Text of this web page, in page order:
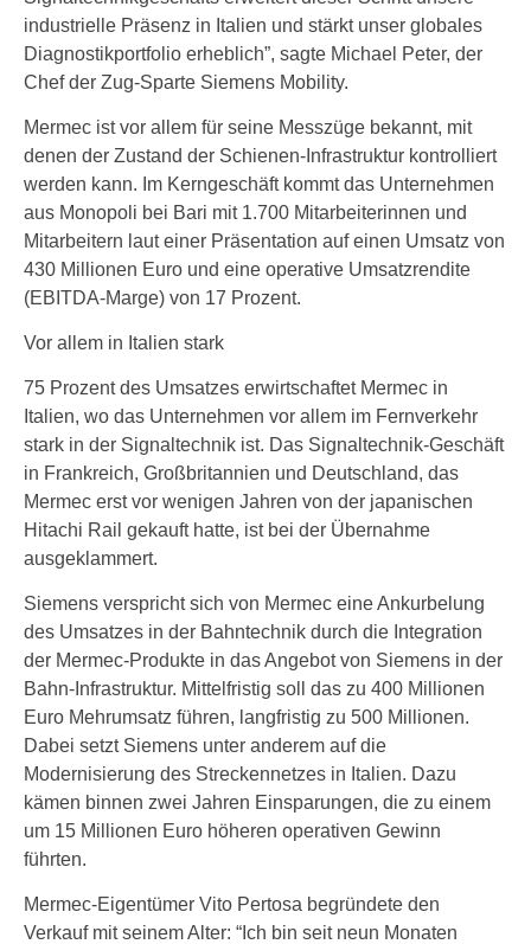
industrielle Präsenz in Italien und stärkt unser globales
Diagnostikportfolio erheblich”, sagte Michael Peter, der
Chef der Zug-Sparte Siemens Mobility.
Mermec ist vor allem für seine Messzüge bekannt, mit
denen der Zustand der Schienen-Infrastruktur kontrolliert
werden kann. Im Kerngeschäft kommt das Unternehmen
aus Monopoli bei Bari mit 1.700 Mitarbeiterinnen und
Mitarbeitern laut einer Präsentation auf einen Umsatz von
430 Millionen Euro und eine operative Umsatzrendite
(EBITDA-Marge) von 17 Prozent.
Vor allem in Italien stark
75 Prozent des Umsatzes erwirtschaftet Mermec in
Italien, wo das Unternehmen vor allem im Fernverkehr
stark in der Signaltechnik ist. Das Signaltechnik-Geschäft
in Frankreich, Großbritannien und Deutschland, das
Mermec erst vor wenigen Jahren von der japanischen
Hitachi Rail gekauft hatte, ist bei der Übernahme
ausgeklammert.
Siemens verspricht sich von Mermec eine Ankurbelung
des Umsatzes in der Bahntechnik durch die Integration
der Mermec-Produkte in das Angebot von Siemens in der
Bahn-Infrastruktur. Mittelfristig soll das zu 400 Millionen
Euro Mehrumsatz führen, langfristig zu 500 Millionen.
Dabei setzt Siemens unter anderem auf die
Modernisierung des Streckennetzes in Italien. Dazu
kämen binnen zwei Jahren Einsparungen, die zu einem
um 15 Millionen Euro höheren operativen Gewinn
führten.
Mermec-Eigentümer Vito Pertosa begründete den
Verkauf mit seinem Alter: “Ich bin seit neun Monaten